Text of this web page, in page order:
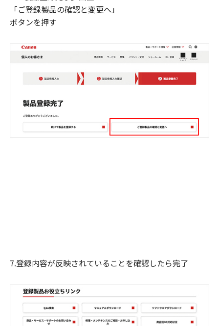
「ご登録製品の確認と変更へ」
ボタンを押す
7.登録内容が反映されていることを確認したら完了